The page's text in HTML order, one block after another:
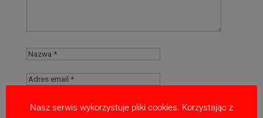
Nasz serwis wykorzystuje pliki cookies. Korzystając z